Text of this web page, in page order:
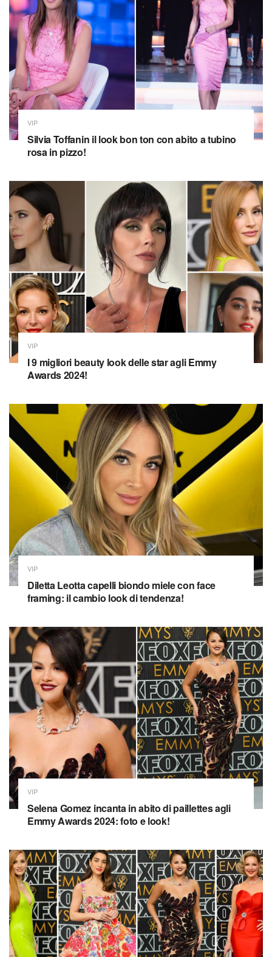
VIP
Silvia Toffanin il look bon ton con abito a tubino
rosa in pizzo!
VIP
I 9 migliori beauty look delle star agli Emmy
Awards 2024!
VIP
Diletta Leotta capelli biondo miele con face
framing: il cambio look di tendenza!
VIP
Selena Gomez incanta in abito di paillettes agli
Emmy Awards 2024: foto e look!